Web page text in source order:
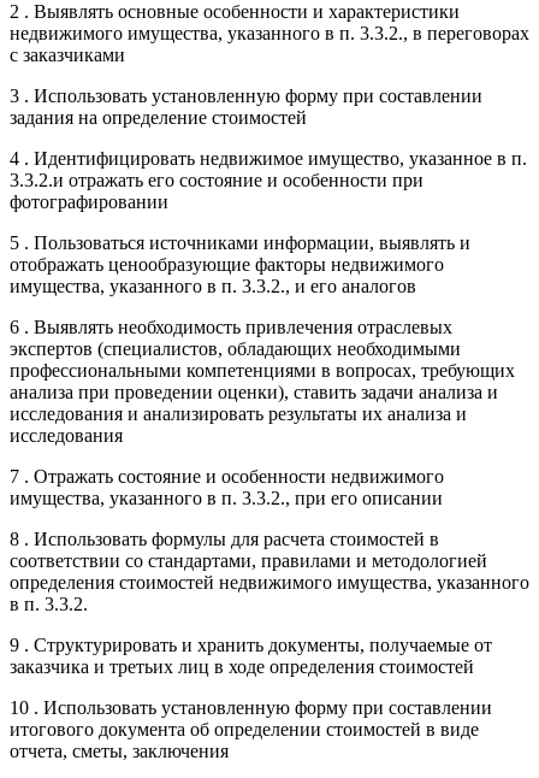
2 . Выявлять основные особенности и характеристики
недвижимого имущества, указанного в п. 3.3.2., в переговорах
с заказчиками
3 . Использовать установленную форму при составлении
задания на определение стоимостей
4 . Идентифицировать недвижимое имущество, указанное в п.
3.3.2.и отражать его состояние и особенности при
фотографировании
5 . Пользоваться источниками информации, выявлять и
отображать ценообразующие факторы недвижимого
имущества, указанного в п. 3.3.2., и его аналогов
6 . Выявлять необходимость привлечения отраслевых
экспертов (специалистов, обладающих необходимыми
профессиональными компетенциями в вопросах, требующих
анализа при проведении оценки), ставить задачи анализа и
исследования и анализировать результаты их анализа и
исследования
7 . Отражать состояние и особенности недвижимого
имущества, указанного в п. 3.3.2., при его описании
8 . Использовать формулы для расчета стоимостей в
соответствии со стандартами, правилами и методологией
определения стоимостей недвижимого имущества, указанного
в п. 3.3.2.
9 . Структурировать и хранить документы, получаемые от
заказчика и третьих лиц в ходе определения стоимостей
10 . Использовать установленную форму при составлении
итогового документа об определении стоимостей в виде
отчета, сметы, заключения